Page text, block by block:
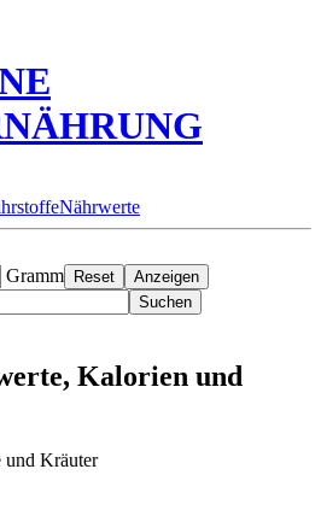
Nährwerte
Gramm
Kalorien und
und Kräuter